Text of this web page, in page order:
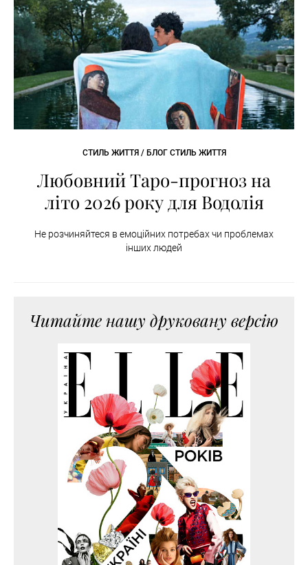
СТИЛЬ ЖИТТЯ / БЛОГ СТИЛЬ ЖИТТЯ
Любовний Таро-прогноз на
літо 2026 року для Водолія
Не розчиняйтеся в емоційних потребах чи проблемах
інших людей
Читайте нашу друковану версію